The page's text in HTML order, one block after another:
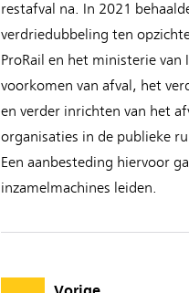
restafval na. In 2021
verdriedubbeling ten
ProRail en het ministerie
voorkomen van afval, het
en verder inrichten van het
organisaties in de publieke
Een aanbesteding hiervoor
inzamelmachines leiden.